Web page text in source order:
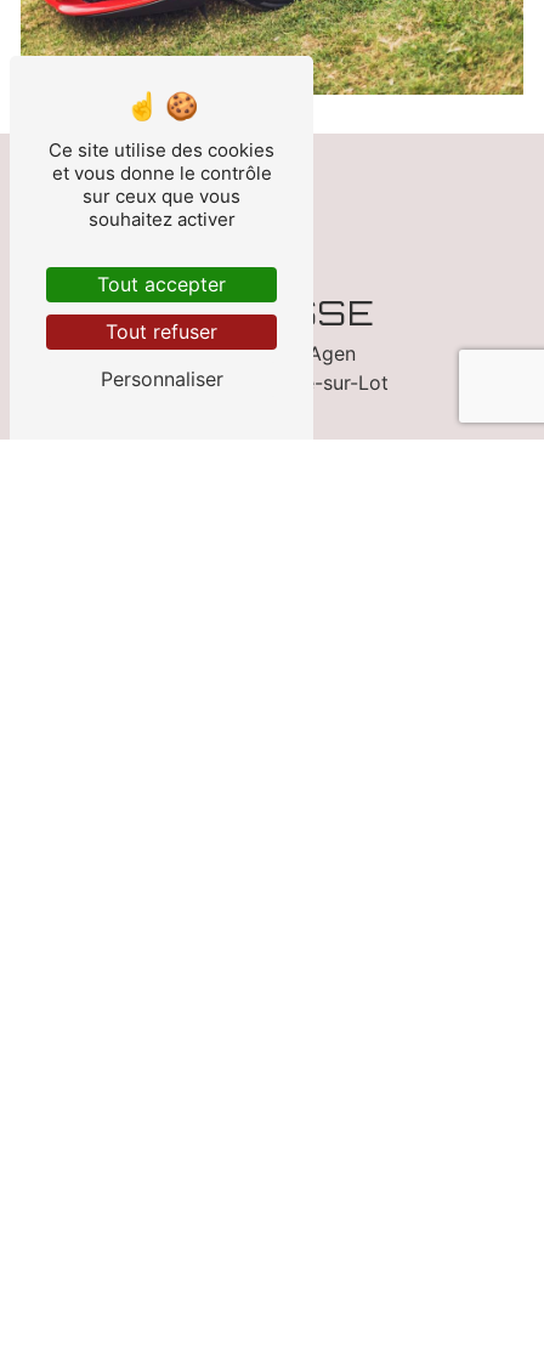
ADRESSE
33 Avenue d'Agen
47300 Villeneuve-sur-Lot
Ce site utilise des cookies
et vous donne le contrôle
sur ceux que vous
souhaitez activer
Tout accepter
Tout refuser
Personnaliser